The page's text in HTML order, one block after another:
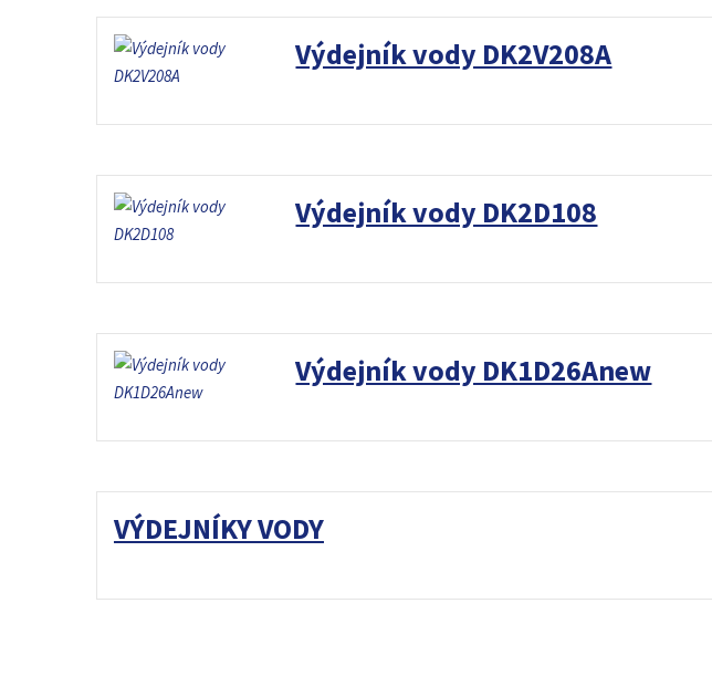
Výdejník vody DK2V208A
Výdejník vody DK2D108
Výdejník vody DK1D26Anew
VÝDEJNÍKY VODY